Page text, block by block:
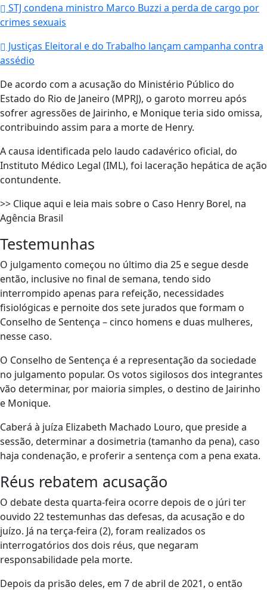
STJ condena ministro Marco Buzzi a perda de cargo por
crimes sexuais
Justiças Eleitoral e do Trabalho lançam campanha contra
assédio
De acordo com a acusação do Ministério Público do
Estado do Rio de Janeiro (MPRJ), o garoto morreu após
sofrer agressões de Jairinho, e Monique teria sido omissa,
contribuindo assim para a morte de Henry.
A causa identificada pelo laudo cadavérico oficial, do
Instituto Médico Legal (IML), foi laceração hepática de ação
contundente.
>> Clique aqui e leia mais sobre o Caso Henry Borel, na
Agência Brasil
Testemunhas
O julgamento começou no último dia 25 e segue desde
então, inclusive no final de semana, tendo sido
interrompido apenas para refeição, necessidades
fisiológicas e pernoite dos sete jurados que formam o
Conselho de Sentença – cinco homens e duas mulheres,
nesse caso.
O Conselho de Sentença é a representação da sociedade
no julgamento popular. Os votos sigilosos dos integrantes
vão determinar, por maioria simples, o destino de Jairinho
e Monique.
Caberá à juíza Elizabeth Machado Louro, que preside a
sessão, determinar a dosimetria (tamanho da pena), caso
haja condenação, e proferir a sentença com a pena exata.
Réus rebatem acusação
O debate desta quarta-feira ocorre depois de o júri ter
ouvido 22 testemunhas das defesas, da acusação e do
juízo. Já na terça-feira (2), foram realizados os
interrogatórios dos dois réus, que negaram
responsabilidade pela morte.
Depois da prisão deles, em 7 de abril de 2021, o então